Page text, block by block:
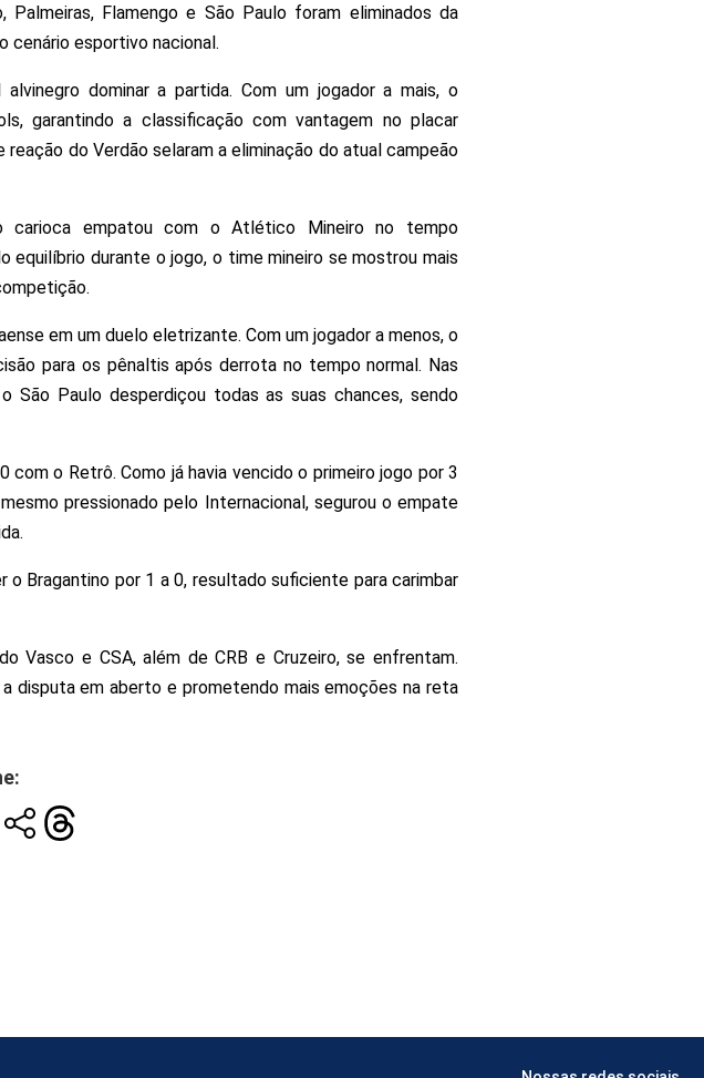
Flamengo e São Paulo foram eliminados da
esportivo nacional.
dominar a partida. Com um jogador a mais, o
garantindo a classificação com vantagem no placar
do Verdão selaram a eliminação do atual campeão
carioca empatou com o Atlético Mineiro no tempo
equilíbrio durante o jogo, o time mineiro se mostrou mais
em um duelo eletrizante. Com um jogador a menos, o
para os pênaltis após derrota no tempo normal. Nas
São Paulo desperdiçou todas as suas chances, sendo
com o Retrô. Como já havia vencido o primeiro jogo por 3
pressionado pelo Internacional, segurou o empate
Bragantino por 1 a 0, resultado suficiente para carimbar
Vasco e CSA, além de CRB e Cruzeiro, se enfrentam.
disputa em aberto e prometendo mais emoções na reta